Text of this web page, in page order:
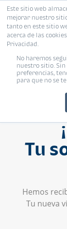
Este sitio web
mejorar nuestro
tanto en este sitio
acerca de las
Privacidad.
No haremos
nuestro sitio.
preferencias,
para que no se
Tu
Hemos
Tu nueva